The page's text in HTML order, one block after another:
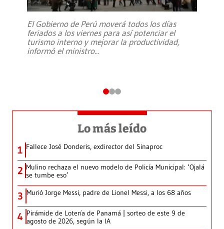
El Gobierno de Perú moverá todos los días
feriados a los viernes para así potenciar el
turismo interno y mejorar la productividad,
informó el ministro...
Lo más leído
1 Fallece José Donderis, exdirector del Sinaproc
2 Mulino rechaza el nuevo modelo de Policía Municipal: ‘Ojalá
se tumbe eso’
3 Murió Jorge Messi, padre de Lionel Messi, a los 68 años
4 Pirámide de Lotería de Panamá | sorteo de este 9 de
agosto de 2026, según la IA